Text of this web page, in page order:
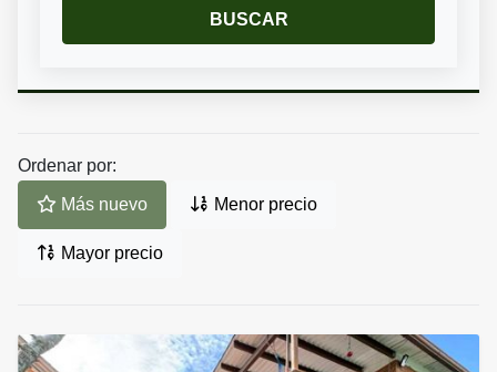
BUSCAR
Ordenar por:
Más nuevo Menor precio
Mayor precio